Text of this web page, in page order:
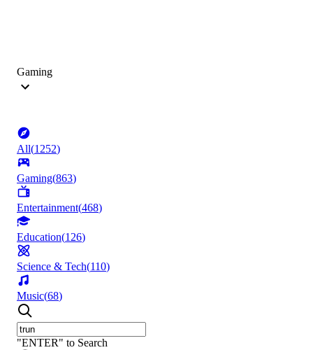
Gaming
All(1252)
Gaming(863)
Entertainment(468)
Education(126)
Science & Tech(110)
Music(68)
"ENTER" to Search